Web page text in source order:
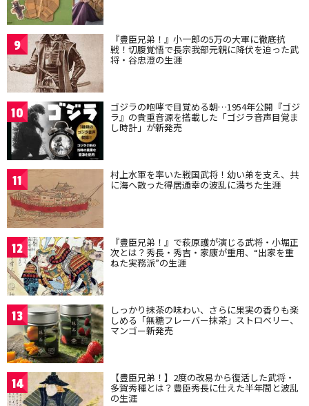
9 『豊臣兄弟！』小一郎の5万の大軍に徹底抗
戦！切腹覚悟で長宗我部元親に降伏を迫った武
将・谷忠澄の生涯
10 ゴジラの咆哮で目覚める朝…1954年公開『ゴジ
ラ』の貴重音源を搭載した「ゴジラ音声目覚ま
し時計」が新発売
11 村上水軍を率いた戦国武将！幼い弟を支え、共
に海へ散った得居通幸の波乱に満ちた生涯
12 『豊臣兄弟！』で萩原護が演じる武将・小堀正
次とは？秀長・秀吉・家康が重用、“出家を重
ねた実務派”の生涯
13 しっかり抹茶の味わい、さらに果実の香りも楽
しめる「無糖フレーバー抹茶」ストロベリー、
マンゴー新発売
14 【豊臣兄弟！】2度の改易から復活した武将・
多賀秀種とは？豊臣秀長に仕えた半年間と波乱
の生涯